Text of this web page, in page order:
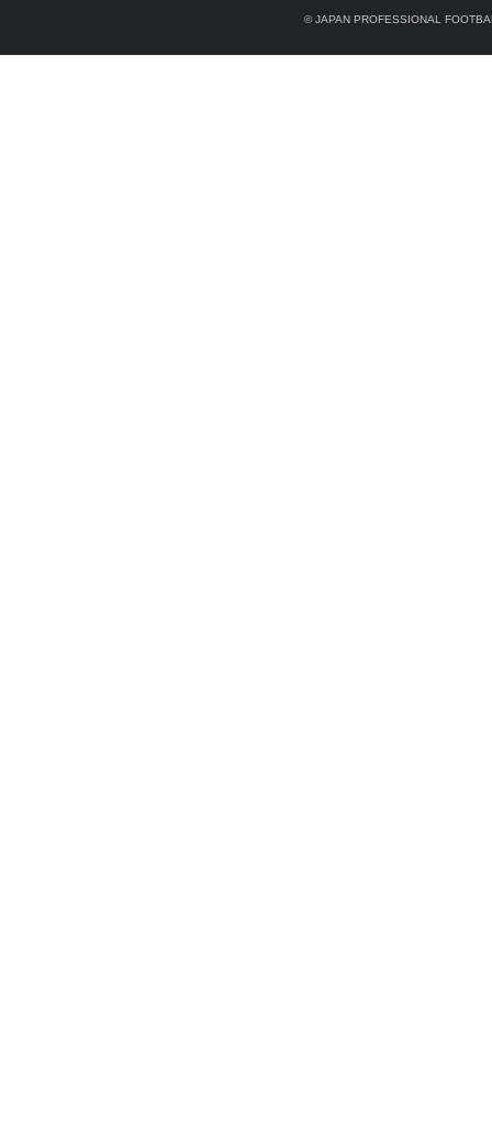
© JAPAN PROFESSIONAL